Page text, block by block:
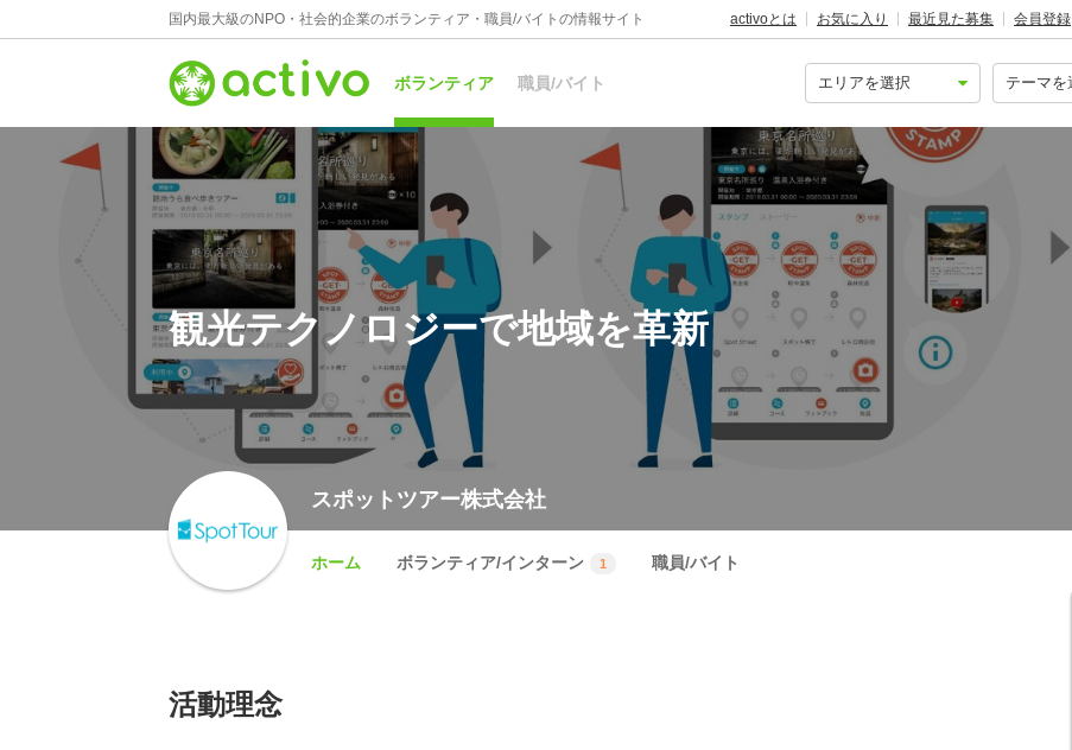
国内最大級のNPO・社会的企業のボランティア・職員/バイトの情報サイト activoとは お気に入り 最近見た募集 会員登録
ボランティア 職員/バイト
観光テクノロジーで地域を革新
スポットツアー株式会社
ホーム ボランティア/インターン 1 職員/バイト
活動理念